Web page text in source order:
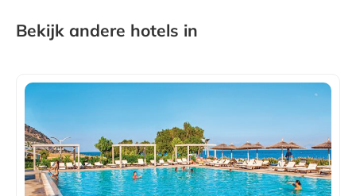
Bekijk andere hotels in